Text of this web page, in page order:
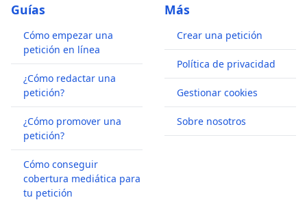
Guías
Cómo empezar una
petición en línea
¿Cómo redactar una
petición?
¿Cómo promover una
petición?
Cómo conseguir
cobertura mediática para
tu petición
Más
Crear una petición
Política de privacidad
Gestionar cookies
Sobre nosotros